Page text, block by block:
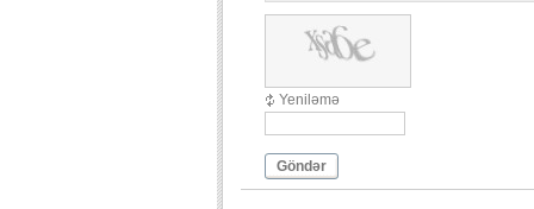
Yeniləmə
Göndər